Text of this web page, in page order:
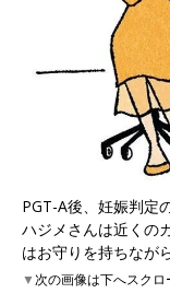
PGT-A後、妊娠判定
ハジメさんは近くの
はお守りを持ちなが
▼次の画像は下へスクロ